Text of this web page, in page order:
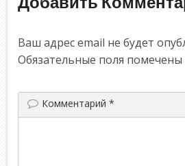
Ваш адрес email не будет
Обязательные поля помечены
Комментарий*